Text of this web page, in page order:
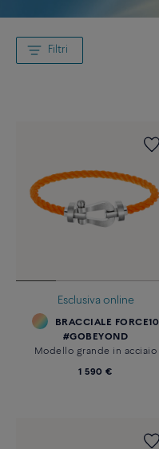
Filtri
Esclusiva online
BRACCIALE FORCE10
#GOBEYOND
Modello grande in acciaio
1 590 €